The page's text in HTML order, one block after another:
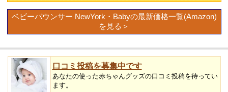
ベビーバウンサー NewYork・Babyの最新価格一覧(Amazon)
を見る＞
口コミ投稿を募集中です
あなたの使った赤ちゃんグッズの口コミ投稿を待ってい
ます。